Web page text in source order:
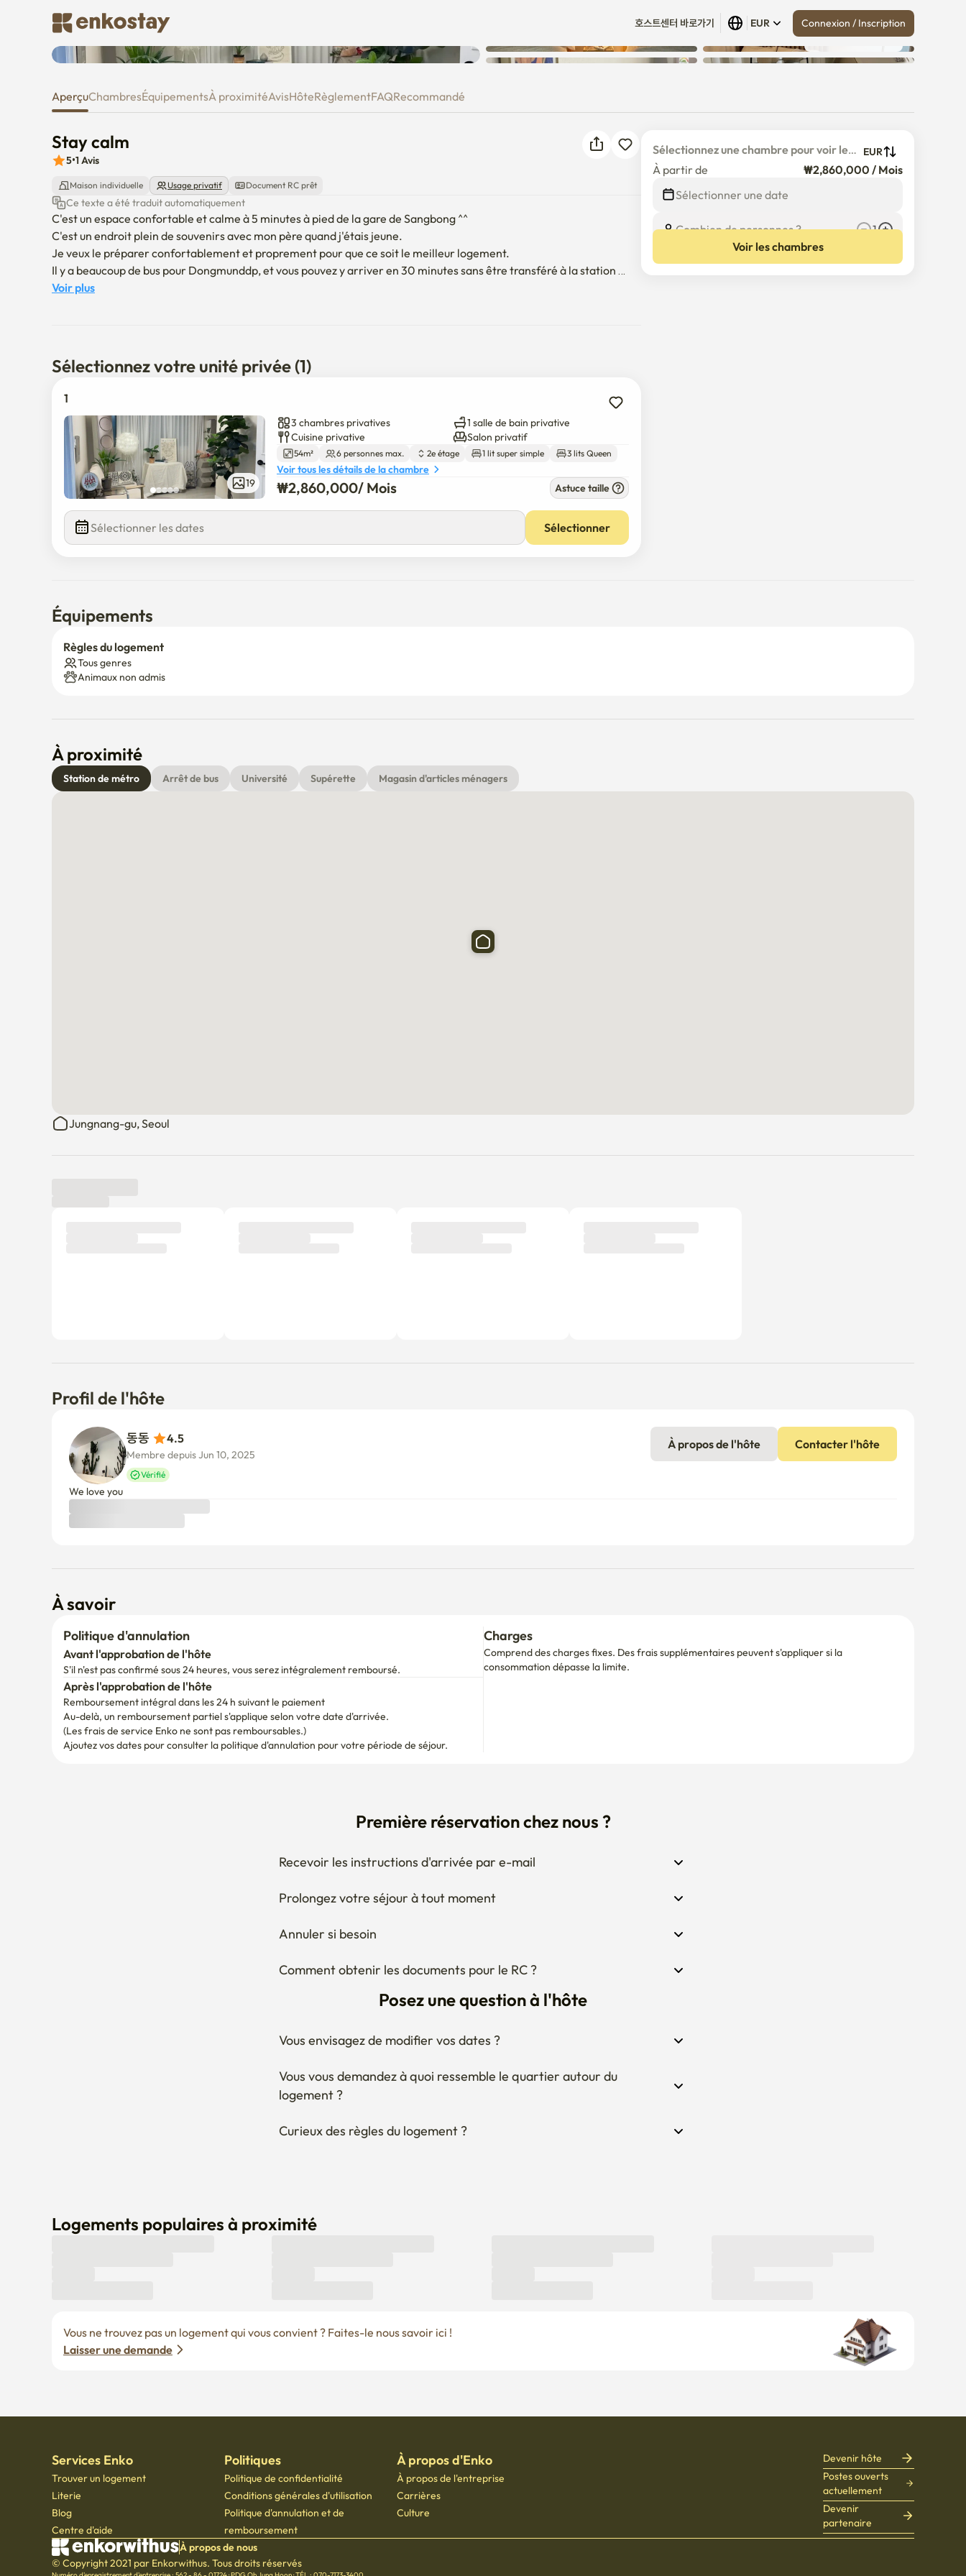
호스트센터 바로가기 EUR Connexion / Inscription
Stay calm
Tout afficher (10)
AperçuChambresÉquipementsÀ proximitéAvisHôteRèglementFAQRecommandé
Stay calm
5•1Avis
Maison individuelle Usage privatif Document RC prêt
Ce texte a été traduit automatiquement
C'est un espace confortable et calme à 5 minutes à pied de la gare de Sangbong ^^
C'est un endroit plein de souvenirs avec mon père quand j'étais jeune.
Je veux le préparer confortablement et proprement pour que ce soit le meilleur logement.
Il y a beaucoup de bus pour Dongmunddp, et vous pouvez y arriver en 30 minutes sans être transféré à la station
universitaire de Gyeongjung Line.
Voir plus
Sélectionnez votre unité privée (1)
1
19
3 chambres privatives
1 salle de bain privative
Cuisine privative
Salon privatif
54m² 6 personnes max. 2e étage 1 lit super simple 3 lits Queen
Voir tous les détails de la chambre
₩2,860,000/ Mois Astuce taille
Sélectionner les dates Sélectionner
Sélectionnez une chambre pour voir le
prix détaillé
EUR
À partir de
₩2,860,000 / Mois
Sélectionner une date
Combien de personnes ?
1
Voir les chambres
Équipements
Règles du logement
Tous genres
Animaux non admis
À proximité
Station de métro Arrêt de bus Université Supérette Magasin d'articles ménagers
Jungnang-gu, Seoul
Profil de l'hôte
4.5
Membre depuis Jun 10, 2025
Vérifié
À propos de l'hôte Contacter l'hôte
We love you
À savoir
Politique d'annulation
Avant l'approbation de l'hôte
S'il n'est pas confirmé sous 24 heures, vous serez intégralement remboursé.
Après l'approbation de l'hôte
Remboursement intégral dans les 24 h suivant le paiement
Au-delà, un remboursement partiel s'applique selon votre date d'arrivée.
(Les frais de service Enko ne sont pas remboursables.)
Ajoutez vos dates pour consulter la politique d'annulation pour votre période de séjour.
Charges
Comprend des charges fixes. Des frais supplémentaires peuvent s'appliquer si la
consommation dépasse la limite.
Première réservation chez nous ?
Recevoir les instructions d'arrivée par e-mail
Prolongez votre séjour à tout moment
Annuler si besoin
Comment obtenir les documents pour le RC ?
Posez une question à l'hôte
Vous envisagez de modifier vos dates ?
Vous vous demandez à quoi ressemble le quartier autour du
logement ?
Curieux des règles du logement ?
Logements populaires à proximité
Vous ne trouvez pas un logement qui vous convient ? Faites-le nous savoir ici !
Laisser une demande
Services Enko
Trouver un logement
Literie
Blog
Centre d'aide
Politiques
Politique de confidentialité
Conditions générales d'utilisation
Politique d'annulation et de
remboursement
À propos d'Enko
À propos de l'entreprise
Carrières
Culture
Devenir hôte
Postes ouverts
actuellement
Devenir
partenaire
À propos de nous
© Copyright 2021 par Enkorwithus. Tous droits réservés